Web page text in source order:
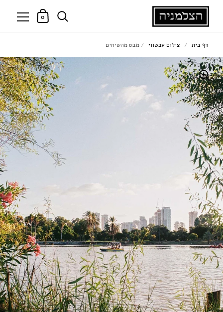
0
דף בית / צילום עכשווי / מבט מהשיחים